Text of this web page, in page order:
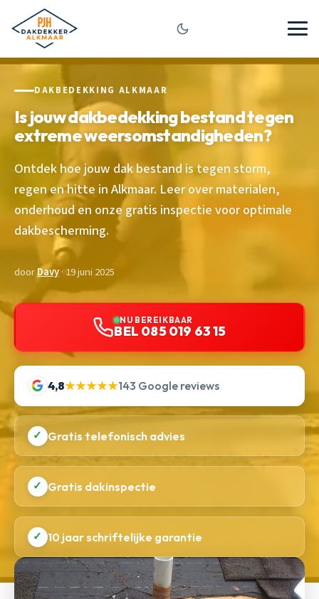
DAKBEDEKKING ALKMAAR
Is jouw dakbedekking bestand tegen
extreme weersomstandigheden?
Ontdek hoe jouw dak bestand is tegen storm,
regen en hitte in Alkmaar. Leer over materialen,
onderhoud en onze gratis inspectie voor optimale
dakbescherming.
doorDavy· 19 juni 2025
NU BEREIKBAAR
BEL 085 019 63 15
4,8★★★★★143 Google reviews
✓ Gratis telefonisch advies
✓ Gratis dakinspectie
✓ 10 jaar schriftelijke garantie